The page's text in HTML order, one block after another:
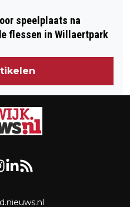
speelplaats na
flessen in Willaertpark